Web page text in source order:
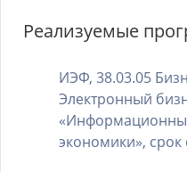
Реализуемые
ИЭФ, 38.03.05
Электронный
экономики», срок